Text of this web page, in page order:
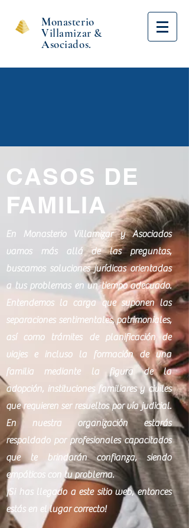
Monasterio
Villamizar &
Asociados.
CASOS DE
FAMILIA
En Monasterio Villamizar y Asociados
vamos más allá de las preguntas,
buscamos soluciones jurídicas orientadas
a tus problemas en un tiempo adecuado.
Entendemos la carga que suponen las
separaciones sentimentales, patrimoniales,
así como trámites de planificación de
viajes e incluso la formación de una
familia mediante la figura de la
adopción, instituciones familiares y civiles
que requieren ser resueltos por vía judicial.
En nuestra organización estarás
respaldado por profesionales capacitados
que te brindarán confianza, siendo
empáticos con tu problema.
¡Si has llegado a este sitio web, entonces
estás en el lugar correcto!